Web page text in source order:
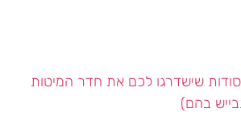
שישדרגו לכם את חדר המיטות
בהם)